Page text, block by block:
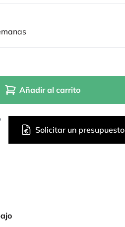
Añadir al carrito
Solicitar un presupuesto